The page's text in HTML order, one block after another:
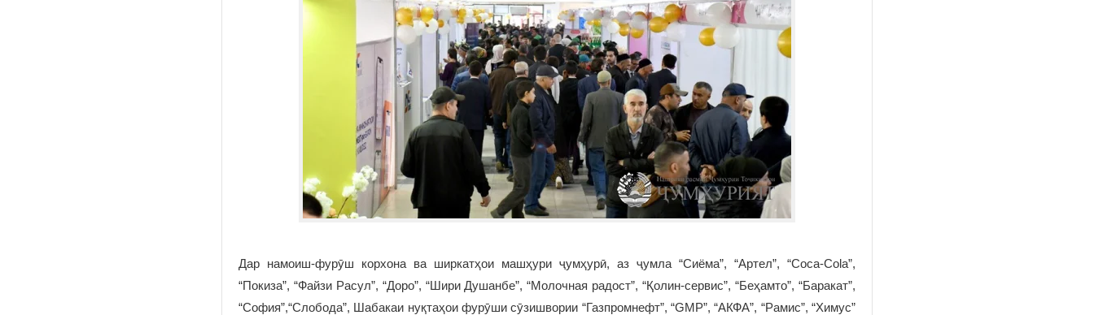
Дар намоиш-фурӯш корхона ва ширкатҳои машҳури ҷумҳурӣ, аз ҷумла “Сиёма”, “Артел”, “Coca-Cola”,
“Покиза”, “Файзи Расул”, “Доро”, “Шири Душанбе”, “Молочная радост”, “Қолин-сервис”, “Беҳамто”, “Баракат”,
“София”,“Слобода”, Шабакаи нуқтаҳои фурӯши сӯзишвории “Газпромнефт”, “GMP”, “АКФА”, “Рамис”, “Химус”